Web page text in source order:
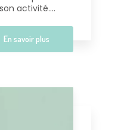
activité....
En savoir plus